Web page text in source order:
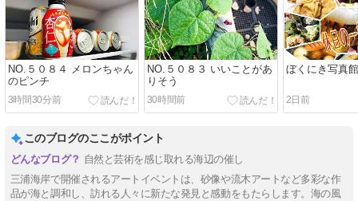
NO.５０８４ メロンちゃん
のピンチ
3時間30分前
NO.５０８３ いいことがあ
りそう
30時間前
ぼくにき写真
2日前
このブログのここがポイント
自然と芸術を感じ取れる海辺の催し
三浦海岸で開催されるアートイベントは、砂像や流木アートなど多彩な作
品が海と調和し、訪れる人々に新たな発見と感動をもたらします。海の風